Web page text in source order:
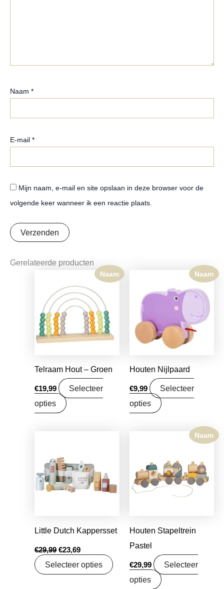
Naam *
E-mail *
Mijn naam, e-mail en site opslaan in deze browser voor de
volgende keer wanneer ik een reactie plaats.
Gerelateerde producten
Naam
Telraam Hout – Groen
€19,99
Selecteer
opties
Naam
Houten Nijlpaard
€9,99
Selecteer
opties
Little Dutch Kappersset
€29,99
€29,99.
€23,69
€23,69.
Selecteer opties
Naam
Houten Stapeltrein
Pastel
€29,99
Selecteer
opties